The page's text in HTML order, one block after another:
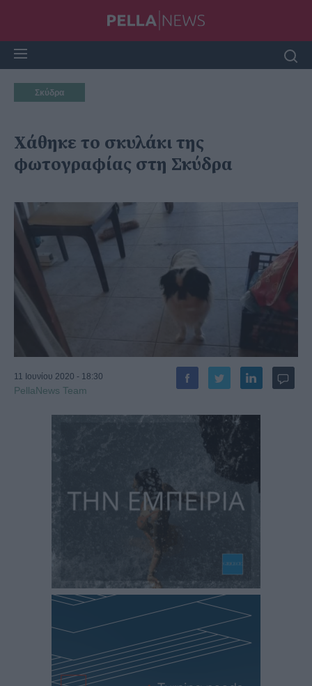
Σκύδρα
Χάθηκε το σκυλάκι της
φωτογραφίας στη Σκύδρα
11 Ιουνίου 2020 - 18:30
PellaNews Team